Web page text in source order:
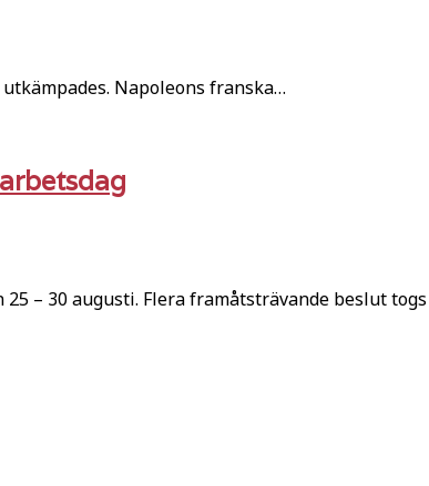
Napoleons franska…
– 30 augusti. Flera framåtsträvande beslut